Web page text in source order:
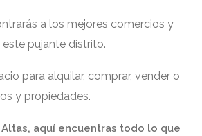
a los mejores comercios y
pujante distrito.
para alquilar, comprar, vender o
y propiedades.
aquí encuentras todo lo que